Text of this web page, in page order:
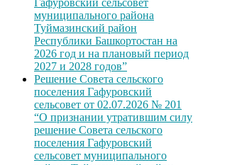
муниципального района
Туймазинский район
Республики Башкортостан на
2026 год и на плановый период
2027 и 2028 годов”
Решение Совета сельского
поселения Гафуровский
сельсовет от 02.07.2026 № 201
“О признании утратившим силу
решение Совета сельского
поселения Гафуровский
сельсовет муниципального